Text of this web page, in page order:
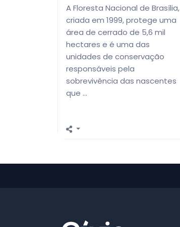
A Floresta Nacional de Brasília,
criada em 1999, protege uma
área de cerrado de 5,6 mil
hectares e é uma das
unidades de conservação
responsáveis pela
sobrevivência das nascentes
que …